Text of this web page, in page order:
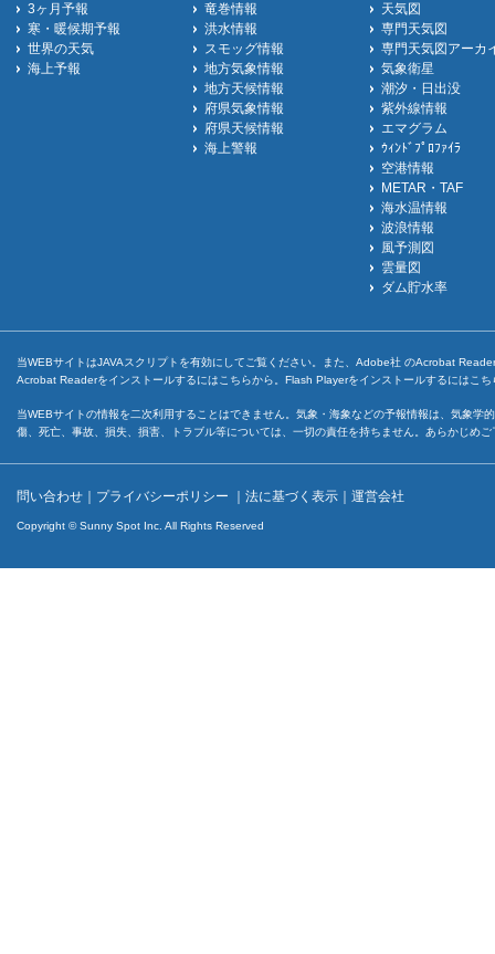
3ヶ月予報
寒・暖候期予報
世界の天気
海上予報
竜巻情報
洪水情報
スモッグ情報
地方気象情報
地方天候情報
府県気象情報
府県天候情報
海上警報
天気図
専門天気図
専門天気図アーカ
気象衛星
潮汐・日出没
紫外線情報
エマグラム
ｳｨﾝﾄﾞﾌﾟﾛﾌｧｲﾗ
空港情報
METAR・TAF
海水温情報
波浪情報
風予測図
雲量図
ダム貯水率
当WEBサイトはJAVAスクリプトを有効にしてご覧ください。また、Adobe社 のAcrobat
Acrobat Readerをインストールするには こちらから。Flash Playerをインストールするには こち
当WEBサイトの情報を二次利用することはできません。気象・海象などの予報情報は、気象
傷、死亡、事故、損失、損害、トラブル等については、一切の責任を持ちません。あらかじめ
問い合わせ ｜ プライバシーポリシー ｜ 法に基づく表示 ｜ 運営会社
Copyright © Sunny Spot Inc. All Rights Reserved